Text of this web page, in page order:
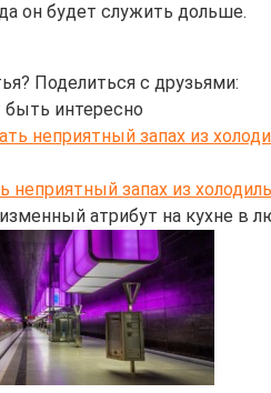
он будет служить дольше.
Поделиться с друзьями:
интересно
неприятный запах из
атрибут на кухне в